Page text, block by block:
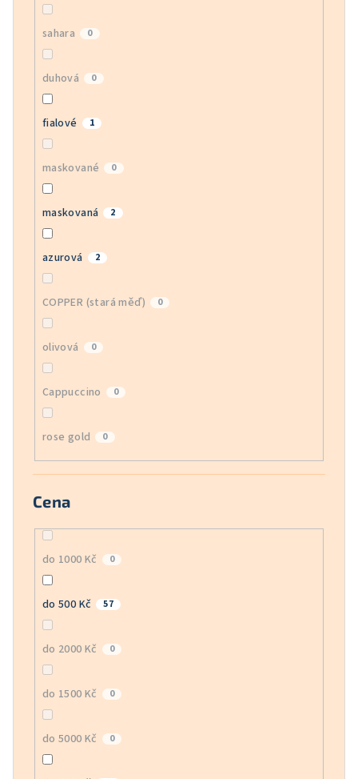
sahara 0
duhová 0
fialové 1
maskované 0
maskovaná 2
azurová 2
COPPER (stará měď) 0
olivová 0
Cappuccino 0
rose gold 0
Cena
do 1000 Kč 0
do 500 Kč 57
do 2000 Kč 0
do 1500 Kč 0
do 5000 Kč 0